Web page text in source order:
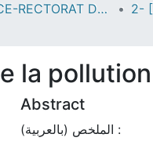
A--> VICE-RECTORAT DE LA POST-GRADUATION
la
Abstract
الملخص (بالعربية) :